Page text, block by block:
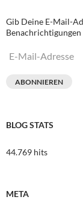
Gib Deine E-Mail-
E-
ABONNIEREN
BLOG STATS
44.769 hits
META